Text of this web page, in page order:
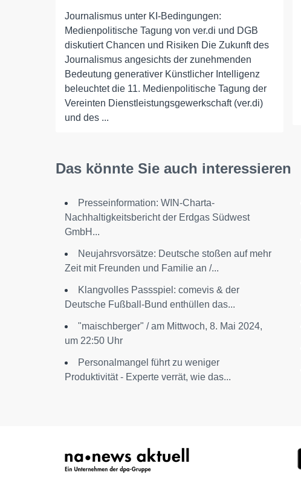
Journalismus unter KI-Bedingungen:
Medienpolitische Tagung von ver.di und DGB
diskutiert Chancen und Risiken Die Zukunft des
Journalismus angesichts der zunehmenden
Bedeutung generativer Künstlicher Intelligenz
beleuchtet die 11. Medienpolitische Tagung der
Vereinten Dienstleistungsgewerkschaft (ver.di)
und des ...
Das könnte Sie auch interessieren
Presseinformation: WIN-Charta-
Nachhaltigkeitsbericht der Erdgas Südwest
GmbH...
Neujahrsvorsätze: Deutsche stoßen auf mehr
Zeit mit Freunden und Familie an /...
Klangvolles Passspiel: comevis & der
Deutsche Fußball-Bund enthüllen das...
"maischberger" / am Mittwoch, 8. Mai 2024,
um 22:50 Uhr
Personalmangel führt zu weniger
Produktivität - Experte verrät, wie das...